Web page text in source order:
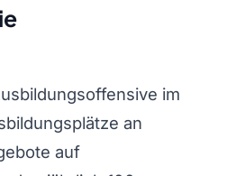
im
an
auf